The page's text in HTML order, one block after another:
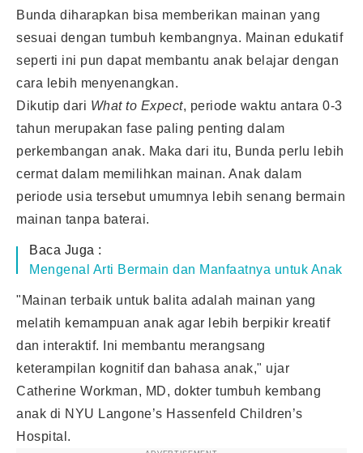
Bunda diharapkan bisa memberikan mainan yang
sesuai dengan tumbuh kembangnya. Mainan edukatif
seperti ini pun dapat membantu anak belajar dengan
cara lebih menyenangkan.
Dikutip dari What to Expect, periode waktu antara 0-3
tahun merupakan fase paling penting dalam
perkembangan anak. Maka dari itu, Bunda perlu lebih
cermat dalam memilihkan mainan. Anak dalam
periode usia tersebut umumnya lebih senang bermain
mainan tanpa baterai.
Baca Juga :
Mengenal Arti Bermain dan Manfaatnya untuk Anak
"Mainan terbaik untuk balita adalah mainan yang
melatih kemampuan anak agar lebih berpikir kreatif
dan interaktif. Ini membantu merangsang
keterampilan kognitif dan bahasa anak," ujar
Catherine Workman, MD, dokter tumbuh kembang
anak di NYU Langone’s Hassenfeld Children’s
Hospital.